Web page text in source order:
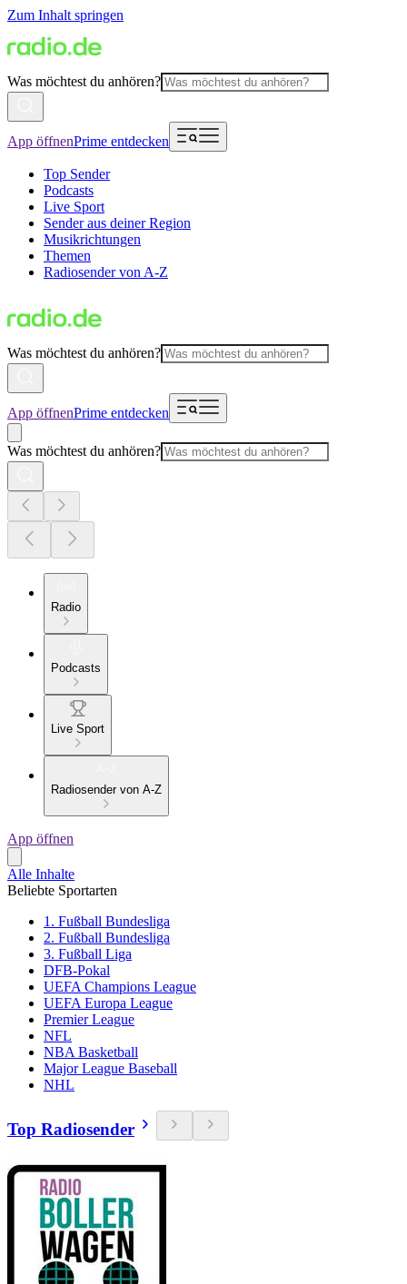
Zum Inhalt springen
Was möchtest du anhören?
App öffnenPrime entdecken
Top Sender
Podcasts
Live Sport
Sender aus deiner Region
Musikrichtungen
Themen
Radiosender von A-Z
Was möchtest du anhören?
App öffnenPrime entdecken
Was möchtest du anhören?
Radio
Podcasts
Live Sport
Radiosender von A-Z
App öffnen
Alle Inhalte
Beliebte Sportarten
1. Fußball Bundesliga
2. Fußball Bundesliga
3. Fußball Liga
DFB-Pokal
UEFA Champions League
UEFA Europa League
Premier League
NFL
NBA Basketball
Major League Baseball
NHL
Top Radiosender